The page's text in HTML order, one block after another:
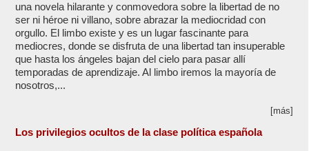
una novela hilarante y conmovedora sobre la libertad de no
ser ni héroe ni villano, sobre abrazar la mediocridad con
orgullo. El limbo existe y es un lugar fascinante para
mediocres, donde se disfruta de una libertad tan insuperable
que hasta los ángeles bajan del cielo para pasar allí
temporadas de aprendizaje. Al limbo iremos la mayoría de
nosotros,...
[más]
Los privilegios ocultos de la clase política española